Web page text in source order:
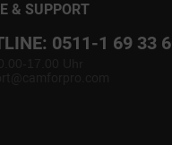
& SUPPORT
0511-1 69 33